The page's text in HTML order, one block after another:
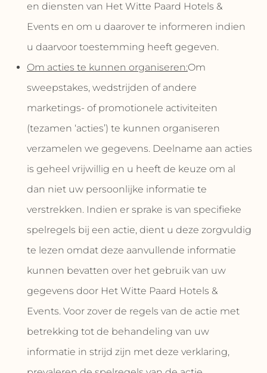
en diensten van Het Witte Paard Hotels &
Events en om u daarover te informeren indien
u daarvoor toestemming heeft gegeven.
Om acties te kunnen organiseren:Om
sweepstakes, wedstrijden of andere
marketings- of promotionele activiteiten
(tezamen ‘acties’) te kunnen organiseren
verzamelen we gegevens. Deelname aan acties
is geheel vrijwillig en u heeft de keuze om al
dan niet uw persoonlijke informatie te
verstrekken. Indien er sprake is van specifieke
spelregels bij een actie, dient u deze zorgvuldig
te lezen omdat deze aanvullende informatie
kunnen bevatten over het gebruik van uw
gegevens door Het Witte Paard Hotels &
Events. Voor zover de regels van de actie met
betrekking tot de behandeling van uw
informatie in strijd zijn met deze verklaring,